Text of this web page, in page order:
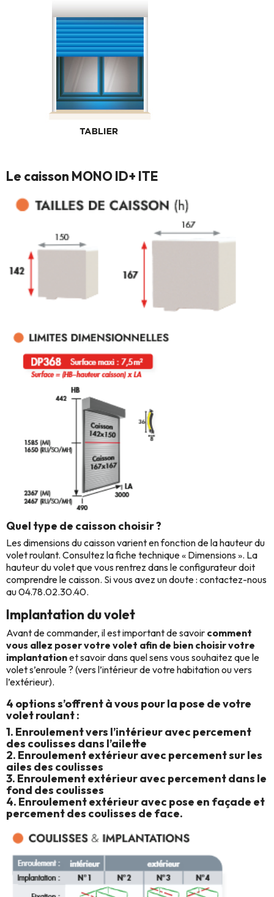
Le caisson MONO ID+ ITE
Quel type de caisson choisir ?
Les dimensions du caisson varient en fonction de la hauteur du
volet roulant. Consultez la fiche technique « Dimensions ». La
hauteur du volet que vous rentrez dans le configurateur doit
comprendre le caisson. Si vous avez un doute : contactez-nous
au 04.78.02.30.40.
Implantation du volet
Avant de commander, il est important de savoir comment
vous allez poser votre volet afin de bien choisir votre
implantationet savoir dans quel sens vous souhaitez que le
volet s’enroule ? (vers l’intérieur de votre habitation ou vers
l’extérieur).
4 options s’offrent à vous pour la pose de votre
volet roulant :
1. Enroulement vers l’intérieur avec percement
des coulisses dans l’ailette
2. Enroulement extérieur avec percement sur les
ailes des coulisses
3. Enroulement extérieur avec percement dans le
fond des coulisses
4. Enroulement extérieur avec pose en façade et
percement des coulisses de face.